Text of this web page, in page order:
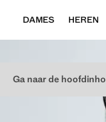
Ga naar de
DAMES HEREN